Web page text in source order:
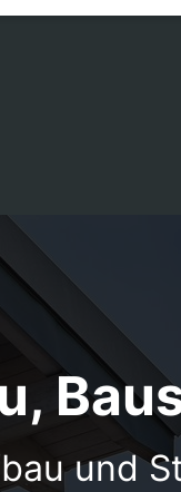
und